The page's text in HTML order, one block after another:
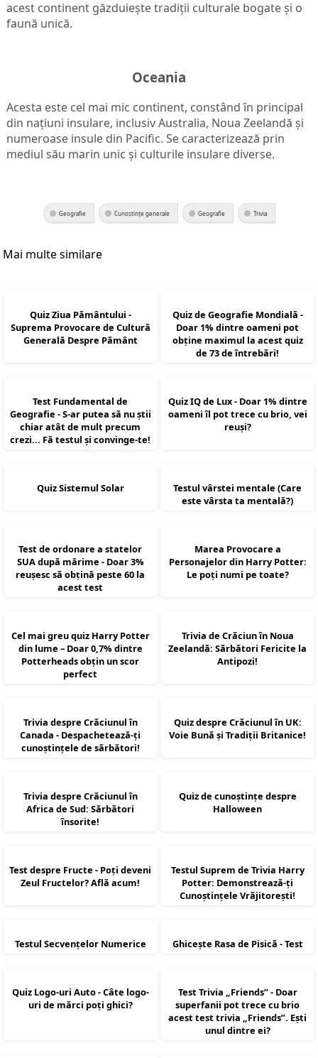
acest continent găzduiește tradiții culturale bogate și o
faună unică.
Oceania
Acesta este cel mai mic continent, constând în principal
din națiuni insulare, inclusiv Australia, Noua Zeelandă și
numeroase insule din Pacific. Se caracterizează prin
mediul său marin unic și culturile insulare diverse.
Geografie Cunoștințe generale Geografie Trivia
Mai multe similare
Quiz Ziua Pământului -
Suprema Provocare de Cultură
Generală Despre Pământ
Quiz de Geografie Mondială -
Doar 1% dintre oameni pot
obține maximul la acest quiz
de 73 de întrebări!
Test Fundamental de
Geografie - S-ar putea să nu știi
chiar atât de mult precum
crezi... Fă testul și convinge-te!
Quiz IQ de Lux - Doar 1% dintre
oameni îl pot trece cu brio, vei
reuși?
Quiz Sistemul Solar
Testul vârstei mentale (Care
este vârsta ta mentală?)
Test de ordonare a statelor
SUA după mărime - Doar 3%
reușesc să obțină peste 60 la
acest test
Marea Provocare a
Personajelor din Harry Potter:
Le poți numi pe toate?
Cel mai greu quiz Harry Potter
din lume – Doar 0,7% dintre
Potterheads obțin un scor
perfect
Trivia de Crăciun în Noua
Zeelandă: Sărbători Fericite la
Antipozi!
Trivia despre Crăciunul în
Canada - Despachetează-ți
cunoștințele de sărbători!
Quiz despre Crăciunul în UK:
Voie Bună și Tradiții Britanice!
Trivia despre Crăciunul în
Africa de Sud: Sărbători
însorite!
Quiz de cunoștințe despre
Halloween
Test despre Fructe - Poți deveni
Zeul Fructelor? Află acum!
Testul Suprem de Trivia Harry
Potter: Demonstrează-ți
Cunoștințele Vrăjitorești!
Testul Secvențelor Numerice Ghicește Rasa de Pisică - Test
Quiz Logo-uri Auto - Câte logo-
uri de mărci poți ghici?
Test Trivia „Friends” - Doar
superfanii pot trece cu brio
acest test trivia „Friends”. Ești
unul dintre ei?